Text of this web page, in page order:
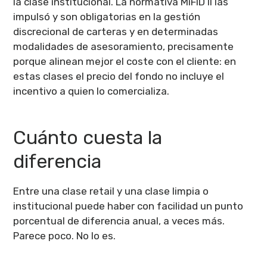
impulsó y son obligatorias en la gestión
discrecional de carteras y en determinadas
modalidades de asesoramiento, precisamente
porque alinean mejor el coste con el cliente: en
estas clases el precio del fondo no incluye el
incentivo a quien lo comercializa.
Cuánto cuesta la
diferencia
Entre una clase retail y una clase limpia o
institucional puede haber con facilidad un punto
porcentual de diferencia anual, a veces más.
Parece poco. No lo es.